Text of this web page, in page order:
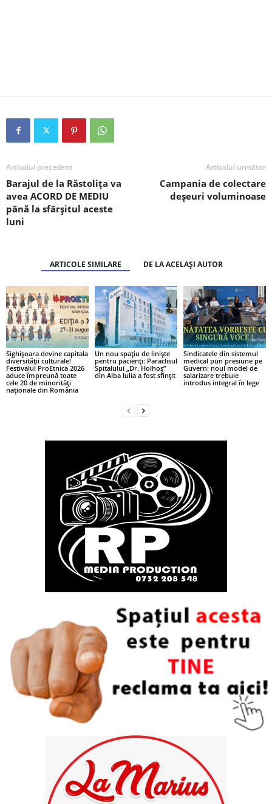
Articolul precedent
Barajul de la Răstolița va
avea ACORD DE MEDIU
până la sfârșitul aceste
luni
Articolul următor
Campania de colectare
deșeuri voluminoase
ARTICOLE SIMILARE DE LA ACELAȘI AUTOR
Sighișoara devine capitala
diversității culturale!
Festivalul ProEtnica 2026
aduce împreună toate
cele 20 de minorități
naționale din România
Un nou spațiu de liniște
pentru pacienți: Paraclisul
Spitalului „Dr. Holhoș”
din Alba Iulia a fost sfințit
Sindicatele din sistemul
medical pun presiune pe
Guvern: noul model de
salarizare trebuie
introdus integral în lege